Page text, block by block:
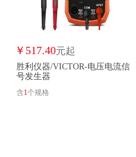
￥ 517.40元起
胜利仪器/VICTOR-电压电流信
号发生器
含1个规格